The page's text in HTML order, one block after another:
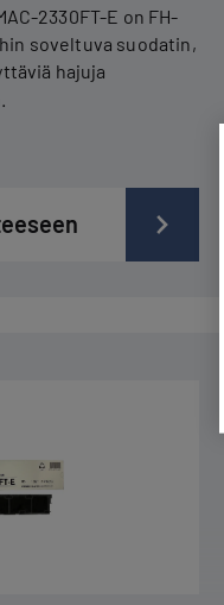
2330FT-E on FH-
soveltuva suodatin,
hajuja